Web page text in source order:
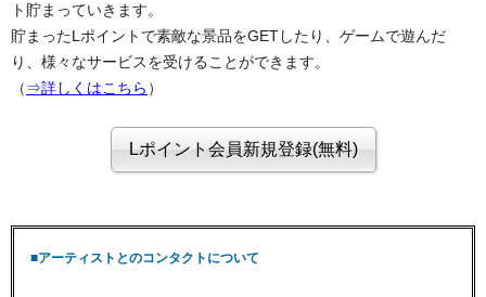
ト貯まっていきます。
貯まったLポイントで素敵な景品をGETしたり、ゲームで遊んだ
り、様々なサービスを受けることができます。
（ ⇒詳しくはこちら ）
■アーティストとのコンタクトについて